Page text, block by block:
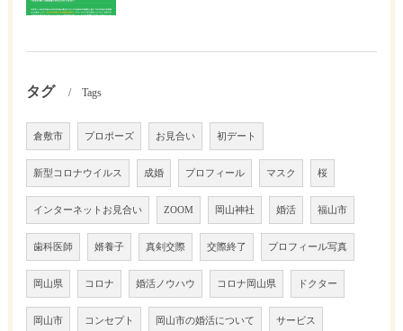
タグ Tags
倉敷市 プロポーズ お見合い 初デート
新型コロナウイルス 成婚 プロフィール マスク 桜
インターネットお見合い ZOOM 岡山神社 婚活 福山市
歯科医師 婿養子 真剣交際 交際終了 プロフィール写真
岡山県 コロナ 婚活ノウハウ コロナ岡山県 ドクター
岡山市 コンセプト 岡山市の婚活について サービス